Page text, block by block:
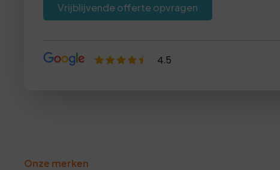
Vrijblijvende offerte opvragen
4.5
Onze merken